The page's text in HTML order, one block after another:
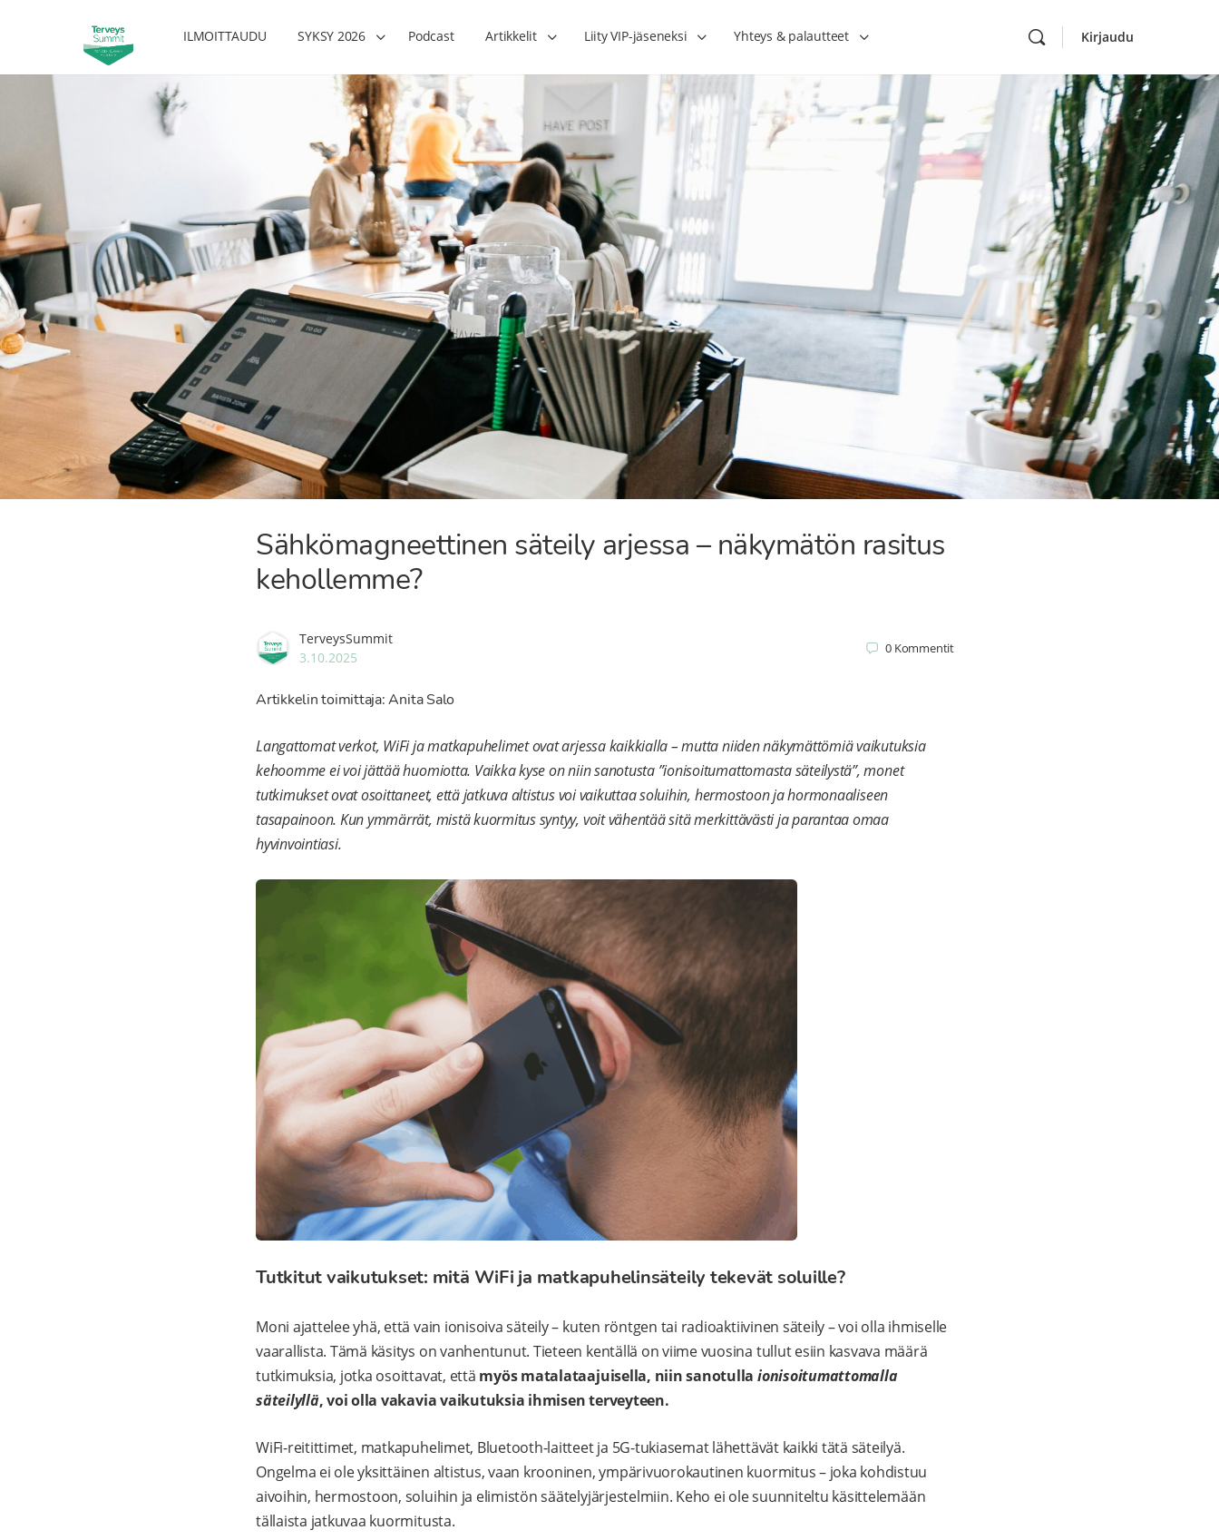
ILMOITTAUDU SYKSY 2026 Podcast Artikkelit Liity VIP-jäseneksi Yhteys & palautteet Kirjaudu
Sähkömagneettinen säteily arjessa – näkymätön rasitus
kehollemme?
TerveysSummit
3.10.2025
0 Kommentit
Artikkelin toimittaja: Anita Salo
Langattomat verkot, WiFi ja matkapuhelimet ovat arjessa kaikkialla – mutta niiden näkymättömiä vaikutuksia
kehoomme ei voi jättää huomiotta. Vaikka kyse on niin sanotusta ”ionisoitumattomasta säteilystä”, monet
tutkimukset ovat osoittaneet, että jatkuva altistus voi vaikuttaa soluihin, hermostoon ja hormonaaliseen
tasapainoon. Kun ymmärrät, mistä kuormitus syntyy, voit vähentää sitä merkittävästi ja parantaa omaa
hyvinvointiasi.
Tutkitut vaikutukset: mitä WiFi ja matkapuhelinsäteily tekevät soluille?
Moni ajattelee yhä, että vain ionisoiva säteily – kuten röntgen tai radioaktiivinen säteily – voi olla ihmiselle
vaarallista. Tämä käsitys on vanhentunut. Tieteen kentällä on viime vuosina tullut esiin kasvava määrä
tutkimuksia, jotka osoittavat, että myös matalataajuisella, niin sanotullaionisoitumattomalla
säteilyllä, voi olla vakavia vaikutuksia ihmisen terveyteen.
WiFi-reitittimet, matkapuhelimet, Bluetooth-laitteet ja 5G-tukiasemat lähettävät kaikki tätä säteilyä.
Ongelma ei ole yksittäinen altistus, vaan krooninen, ympärivuorokautinen kuormitus – joka kohdistuu
aivoihin, hermostoon, soluihin ja elimistön säätelyjärjestelmiin. Keho ei ole suunniteltu käsittelemään
tällaista jatkuvaa kuormitusta.